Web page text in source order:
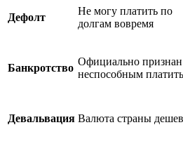
Дефолт
Не могу платить по
долгам вовремя
Банкротство
Официально признан
неспособным платить
Девальвация Валюта страны